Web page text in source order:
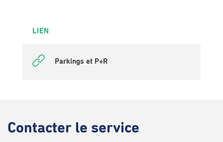
LIEN
Parkings et P+R
Contacter le service